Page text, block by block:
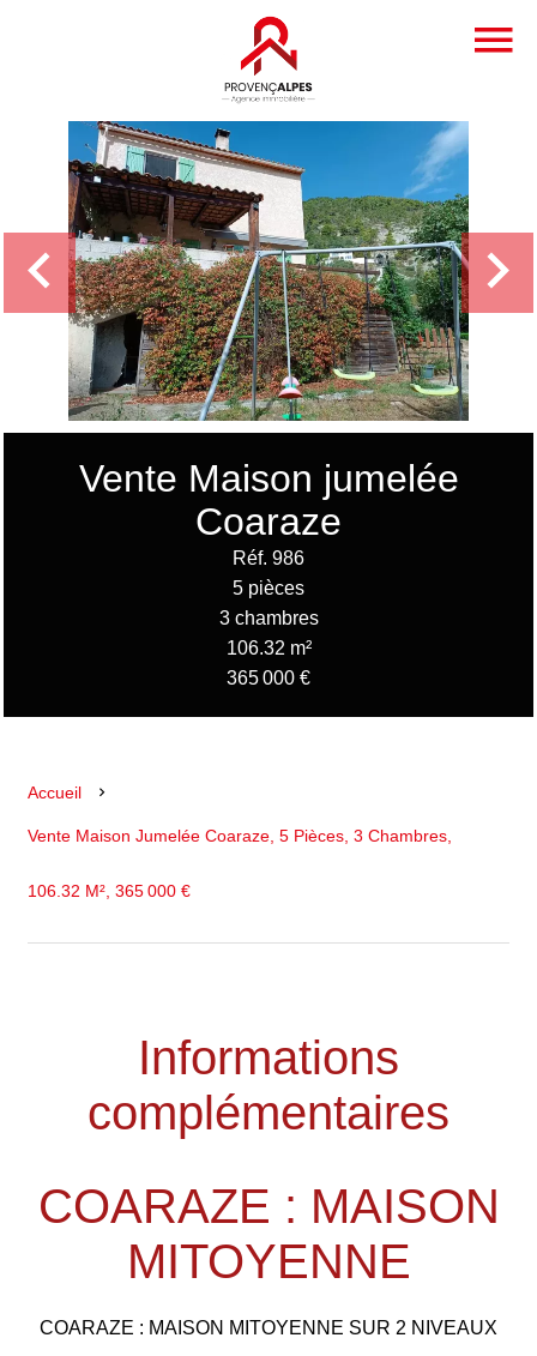
Vente Maison jumelée
Coaraze
Réf. 986
5 pièces
3 chambres
106.32 m²
365 000 €
Accueil
Vente Maison Jumelée Coaraze, 5 Pièces, 3 Chambres,
106.32 M², 365 000 €
Informations
complémentaires
COARAZE : MAISON
MITOYENNE
COARAZE : MAISON MITOYENNE SUR 2 NIVEAUX